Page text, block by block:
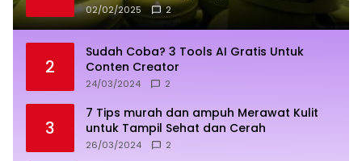
02/02/2025 2
2
Sudah Coba? 3 Tools AI Gratis Untuk
Conten Creator
24/03/2024 2
3
7 Tips murah dan ampuh Merawat Kulit
untuk Tampil Sehat dan Cerah
26/03/2024 2